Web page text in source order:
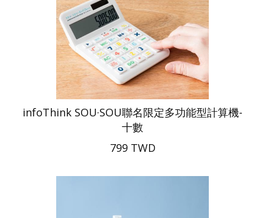
infoThink SOU·SOU聯名限定多功能型計算機-
十數
799 TWD